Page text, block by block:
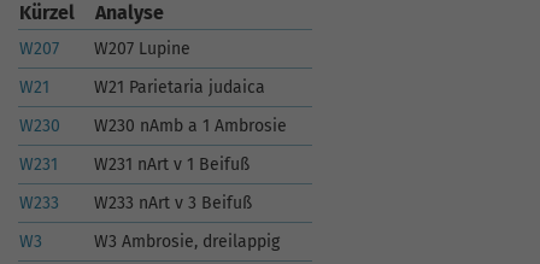
Kürzel Analyse
W207
W207 Lupine
W21
W21 Parietaria judaica
W230
W230 nAmb a 1 Ambrosie
W231
W231 nArt v 1 Beifuß
W233
W233 nArt v 3 Beifuß
W3
W3 Ambrosie, dreilappig